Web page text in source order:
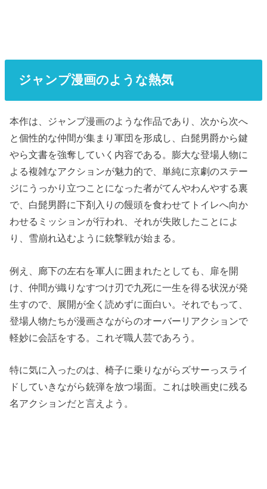
ジャンプ漫画のような熱気
本作は、ジャンプ漫画のような作品であり、次から次へ
と個性的な仲間が集まり軍団を形成し、白髭男爵から鍵
やら文書を強奪していく内容である。膨大な登場人物に
よる複雑なアクションが魅力的で、単純に京劇のステー
ジにうっかり立つことになった者がてんやわんやする裏
で、白髭男爵に下剤入りの饅頭を食わせてトイレへ向か
わせるミッションが行われ、それが失敗したことによ
り、雪崩れ込むように銃撃戦が始まる。
例え、廊下の左右を軍人に囲まれたとしても、扉を開
け、仲間が織りなすつけ刃で九死に一生を得る状況が発
生すので、展開が全く読めずに面白い。それでもって、
登場人物たちが漫画さながらのオーバーリアクションで
軽妙に会話をする。これぞ職人芸であろう。
特に気に入ったのは、椅子に乗りながらズサーっスライ
ドしていきながら銃弾を放つ場面。これは映画史に残る
名アクションだと言えよう。